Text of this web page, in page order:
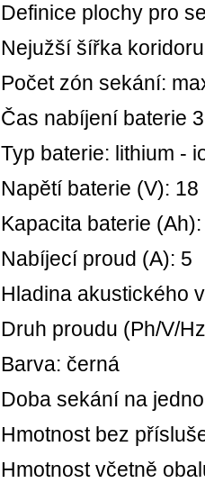
Definice plochy pro
Nejužší šířka
Počet zón sekání:
Čas nabíjení baterie
Typ baterie: lithium -
Napětí baterie (V): 18
Kapacita baterie
Nabíjecí proud (A): 5
Hladina akustického
Druh proudu (Ph/V/
Barva: černá
Doba sekání na
Hmotnost bez
Hmotnost včetně